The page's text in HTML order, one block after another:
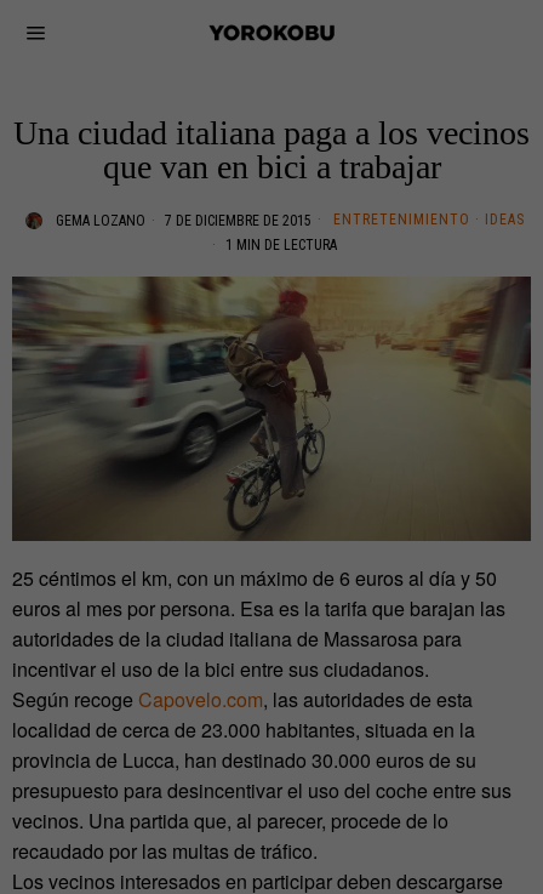
Una ciudad italiana paga a los vecinos
que van en bici a trabajar
GEMA LOZANO 7 DE DICIEMBRE DE 2015 ENTRETENIMIENTO ·
IDEAS
1 MIN DE LECTURA
25 céntimos el km, con un máximo de 6 euros al día y 50
euros al mes por persona. Esa es la tarifa que barajan las
autoridades de la ciudad italiana de Massarosa para
incentivar el uso de la bici entre sus ciudadanos.
Según recoge Capovelo.com, las autoridades de esta
localidad de cerca de 23.000 habitantes, situada en la
provincia de Lucca, han destinado 30.000 euros de su
presupuesto para desincentivar el uso del coche entre sus
vecinos. Una partida que, al parecer, procede de lo
recaudado por las multas de tráfico.
Los vecinos interesados en participar deben descargarse